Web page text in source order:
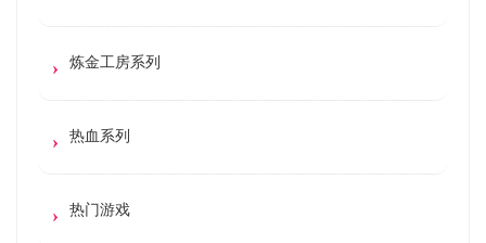
炼金工房系列
热血系列
热门游戏